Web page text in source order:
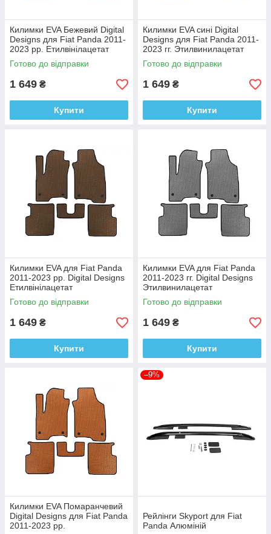
Килимки EVA Бежевий Digital
Designs для Fiat Panda 2011-
2023 рр. Етилвінілацетат
Готово до відправки
1 649 ₴
Купити
Килимки EVA сині Digital
Designs для Fiat Panda 2011-
2023 гг. Этилвинилацетат
Готово до відправки
1 649 ₴
Купити
Килимки EVA для Fiat Panda
2011-2023 рр. Digital Designs
Етилвінілацетат
Готово до відправки
1 649 ₴
Купити
Килимки EVA для Fiat Panda
2011-2023 гг. Digital Designs
Этилвинилацетат
Готово до відправки
1 649 ₴
Купити
Килимки EVA Помаранчевий
Digital Designs для Fiat Panda
2011-2023 рр.
–9%
Рейлінги Skyport для Fiat
Panda Алюміній